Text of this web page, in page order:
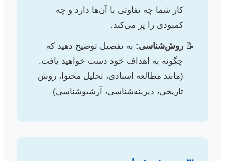
کار شما چه تفاوتی با آن‌ها دارد و چه
کمبودی را پر می‌کند.
روش‌شناسی: به تفصیل توضیح دهید که
چگونه به اهداف خود دست خواهید یافت.
(مانند مطالعه اسنادی، تحلیل محتوا، روش
تاریخی، دیرینه‌شناسی، آرشیوشناسی)